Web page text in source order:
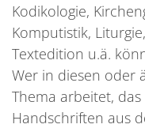
Kodikologie,
Komputistik,
Textedition u.ä.
Wer in diesen oder
Thema arbeitet,
Handschriften aus